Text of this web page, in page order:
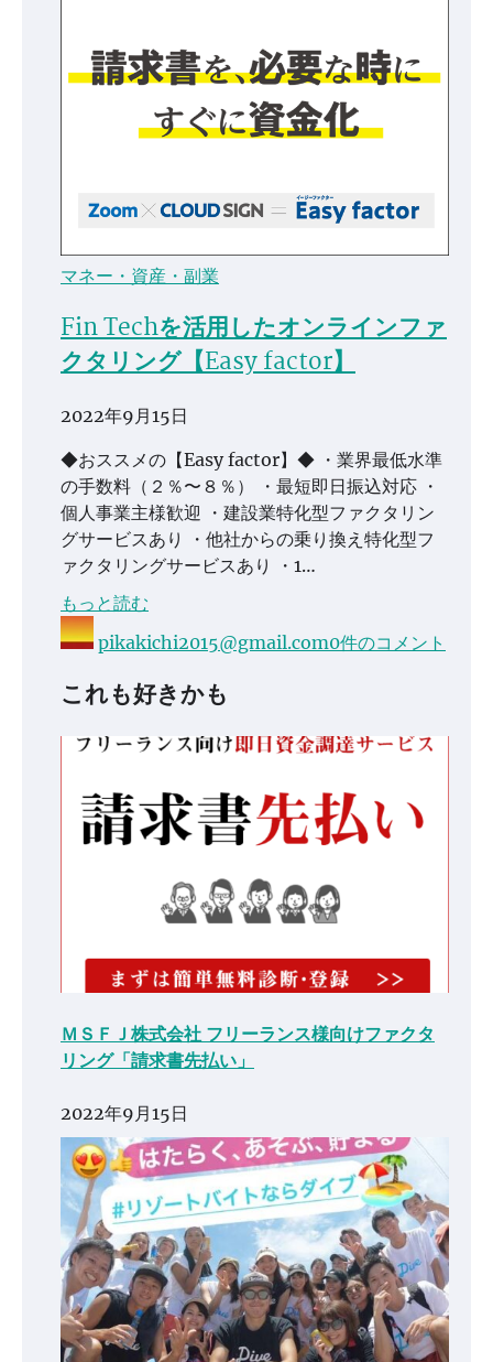
マネー・資産・副業
Fin Techを活用したオンラインファ
クタリング【Easy factor】
2022年9月15日
◆おススメの【Easy factor】◆ ・業界最低水準
の手数料（２％〜８％） ・最短即日振込対応 ・
個人事業主様歓迎 ・建設業特化型ファクタリン
グサービスあり ・他社からの乗り換え特化型フ
ァクタリングサービスあり ・1…
もっと読む
pikakichi2015@gmail.com0件のコメント
これも好きかも
ＭＳＦＪ株式会社 フリーランス様向けファクタ
リング「請求書先払い」
2022年9月15日